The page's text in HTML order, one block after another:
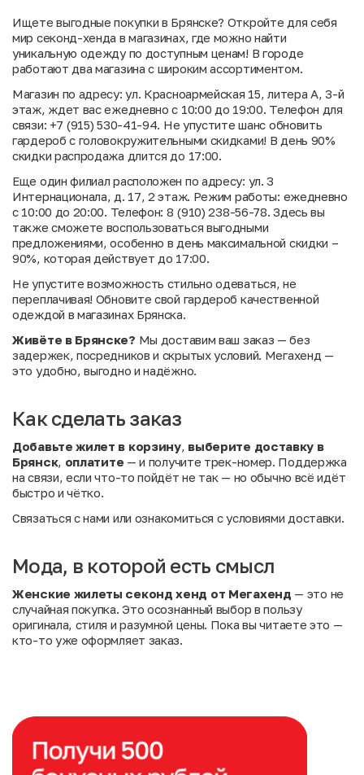
Ищете выгодные покупки в Брянске? Откройте для себя
мир секонд-хенда в магазинах, где можно найти
уникальную одежду по доступным ценам! В городе
работают два магазина с широким ассортиментом.
Магазин по адресу: ул. Красноармейская 15, литера А, 3-й
этаж, ждет вас ежедневно с 10:00 до 19:00. Телефон для
связи: +7 (915) 530-41-94. Не упустите шанс обновить
гардероб с головокружительными скидками! В день 90%
скидки распродажа длится до 17:00.
Еще один филиал расположен по адресу: ул. 3
Интернационала, д. 17, 2 этаж. Режим работы: ежедневно
с 10:00 до 20:00. Телефон: 8 (910) 238-56-78. Здесь вы
также сможете воспользоваться выгодными
предложениями, особенно в день максимальной скидки –
90%, которая действует до 17:00.
Не упустите возможность стильно одеваться, не
переплачивая! Обновите свой гардероб качественной
одеждой в магазинах Брянска.
Живёте в Брянске? Мы доставим ваш заказ — без
задержек, посредников и скрытых условий. Мегахенд —
это удобно, выгодно и надёжно.
Как сделать заказ
Добавьте жилет в корзину, выберите доставку в
Брянск, оплатите — и получите трек-номер. Поддержка
на связи, если что-то пойдёт не так — но обычно всё идёт
быстро и чётко.
Связаться с нами или ознакомиться с условиями доставки.
Мода, в которой есть смысл
Женские жилеты секонд хенд от Мегахенд — это не
случайная покупка. Это осознанный выбор в пользу
оригинала, стиля и разумной цены. Пока вы читаете это —
кто-то уже оформляет заказ.